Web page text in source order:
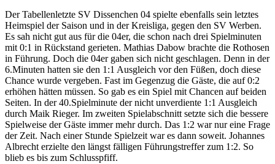
Der Tabellenletzte SV Dissenchen 04 spielte ebenfalls sein letztes
Heimspiel der Saison und in der Kreisliga, gegen den SV Werben.
Es sah nicht gut aus für die 04er, die schon nach drei Spielminuten
mit 0:1 in Rückstand gerieten. Mathias Dabow brachte die Rothosen
in Führung. Doch die 04er gaben sich nicht geschlagen. Denn in der
6.Minuten hatten sie den 1:1 Ausgleich vor den Füßen, doch diese
Chance wurde vergeben. Fast im Gegenzug die Gäste, die auf 0:2
erhöhen hätten müssen. So gab es ein Spiel mit Chancen auf beiden
Seiten. In der 40.Spielminute der nicht unverdiente 1:1 Ausgleich
durch Maik Rieger. Im zweiten Spielabschnitt setzte sich die bessere
Spielweise der Gäste immer mehr durch. Das 1:2 war nur eine Frage
der Zeit. Nach einer Stunde Spielzeit war es dann soweit. Johannes
Albrecht erzielte den längst fälligen Führungstreffer zum 1:2. So
blieb es bis zum Schlusspfiff.